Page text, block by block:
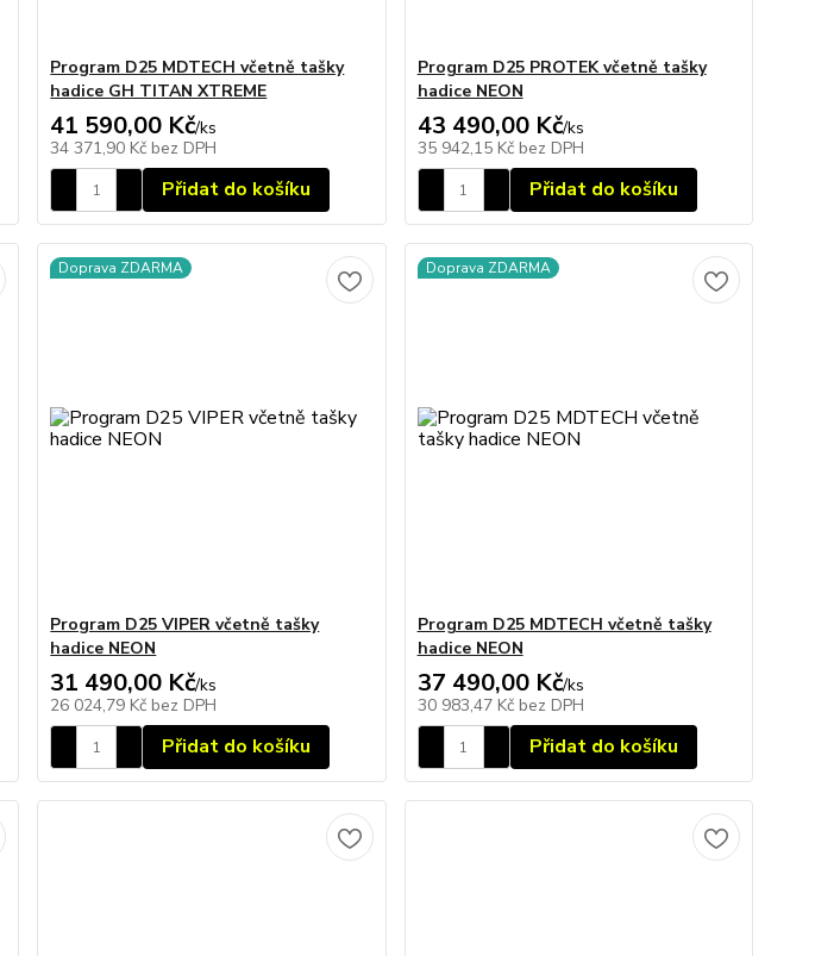
Program D25 MDTECH včetně tašky
hadice GH TITAN XTREME
41 590,00 Kč/ks
34 371,90 Kč bez DPH
Přidat do košíku
Program D25 PROTEK včetně tašky
hadice NEON
43 490,00 Kč/ks
35 942,15 Kč bez DPH
Přidat do košíku
Doprava ZDARMA
Program D25 VIPER včetně tašky
hadice NEON
31 490,00 Kč/ks
26 024,79 Kč bez DPH
Přidat do košíku
Doprava ZDARMA
Program D25 MDTECH včetně tašky
hadice NEON
37 490,00 Kč/ks
30 983,47 Kč bez DPH
Přidat do košíku